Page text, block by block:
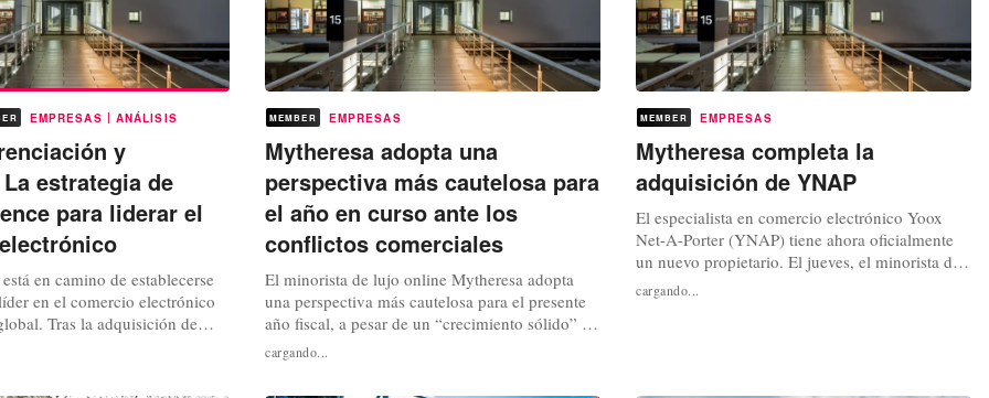
EMPRESAS | ANÁLISIS
y
estrategia de
para liderar el
en camino de establecerse
en el comercio electrónico
Tras la adquisición de
(YNAP) por parte de
se completó el 23 de abril, la
MEMBER EMPRESAS
Mytheresa adopta una
perspectiva más cautelosa para
el año en curso ante los
conflictos comerciales
El minorista de lujo online Mytheresa adopta
una perspectiva más cautelosa para el presente
año fiscal, a pesar de un “crecimiento sólido” en
el tercer trimestre. Los ingresos de Mytheresa
aumentaron un +3,8 por ciento, hasta 242,5
cargando...
MEMBER EMPRESAS
Mytheresa completa la
adquisición de YNAP
El especialista en comercio electrónico Yoox
Net-A-Porter (YNAP) tiene ahora oficialmente
un nuevo propietario. El jueves, el minorista de
moda muniqués Mytheresa y el grupo suizo de
artículos de lujo Compagnie Financière
cargando...